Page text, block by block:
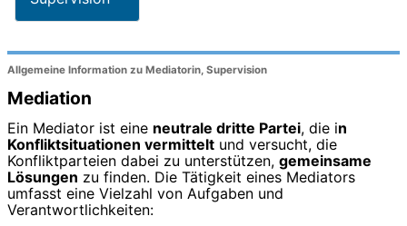
Allgemeine Information zu Mediatorin, Supervision
Mediation
Ein Mediator ist eine neutrale dritte Partei, die in
Konfliktsituationen vermittelt und versucht, die
Konfliktparteien dabei zu unterstützen, gemeinsame
Lösungen zu finden. Die Tätigkeit eines Mediators
umfasst eine Vielzahl von Aufgaben und
Verantwortlichkeiten: